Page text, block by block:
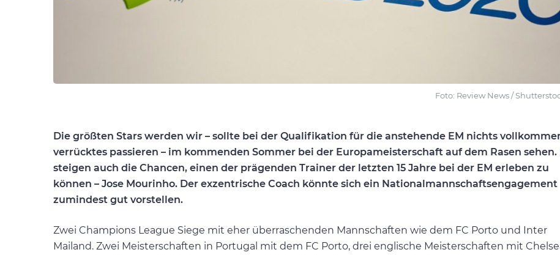
Foto: Review News /
Die größten Stars werden wir – sollte bei der Qualifikation für die anstehende EM nichts
verrücktes passieren – im kommenden Sommer bei der Europameisterschaft auf dem Rasen sehen.
steigen auch die Chancen, einen der prägenden Trainer der letzten 15 Jahre bei der EM erleben zu
können – Jose Mourinho. Der exzentrische Coach könnte sich ein Nationalmannschaftsengagement
zumindest gut vorstellen.
Zwei Champions League Siege mit eher überraschenden Mannschaften wie dem FC Porto und Inter
Mailand. Zwei Meisterschaften in Portugal mit dem FC Porto, drei englische Meisterschaften mit